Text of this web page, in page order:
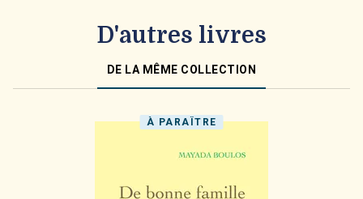
D'autres livres
DE LA MÊME COLLECTION
À PARAÎTRE